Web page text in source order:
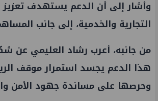
وأشار إلى أن الدعم يستهدف تعزيز
التجارية والخدمية، إلى جانب
من جانبه، أعرب رشاد العليمي عن
هذا الدعم يجسد استمرار موقف
وحرصها على مساندة جهود الأمن